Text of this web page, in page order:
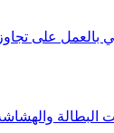
على تجاوز
البطالة